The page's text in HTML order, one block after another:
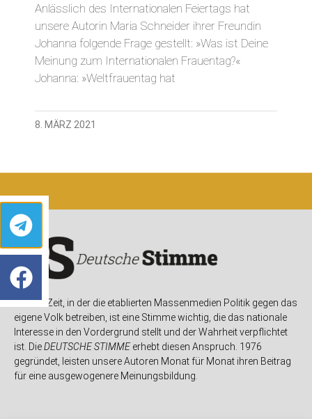
Anlässlich des Internationalen Feiertags hat
unsere Autorin Maria Schneider ihrer Freundin
Johanna folgende Frage gestellt: »Was ist Deine
Meinung zum Internationalen Frauentag?«
Johanna: »Weltfrauentag hat
8. MÄRZ 2021
In einer Zeit, in der die etablierten Massenmedien Politik gegen das
eigene Volk betreiben, ist eine Stimme wichtig, die das nationale
Interesse in den Vordergrund stellt und der Wahrheit verpflichtet
ist. DieDEUTSCHE STIMMEerhebt diesen Anspruch. 1976
gegründet, leisten unsere Autoren Monat für Monat ihren Beitrag
für eine ausgewogenere Meinungsbildung.